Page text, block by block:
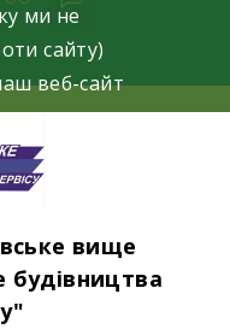
вище
будівництва
ми не
сайту)
веб-сайт